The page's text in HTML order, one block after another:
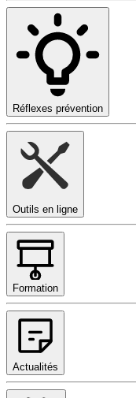
Réflexes prévention
Outils en ligne
Formation
Actualités